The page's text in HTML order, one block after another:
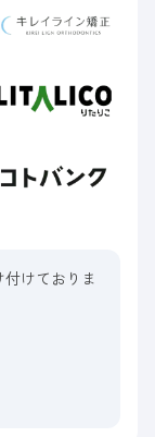
けておりま